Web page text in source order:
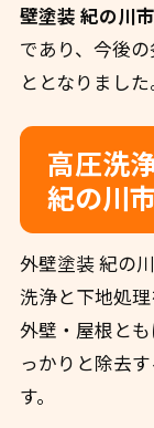
壁塗装 紀の川
であり、今後
ととなりました
高圧洗
紀の川
外壁塗装 紀の
洗浄と下地処理
外壁・屋根と
っかりと除去
す。